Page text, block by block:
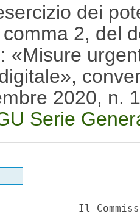
dei
2, del
«Misure
2020, n.
Serie